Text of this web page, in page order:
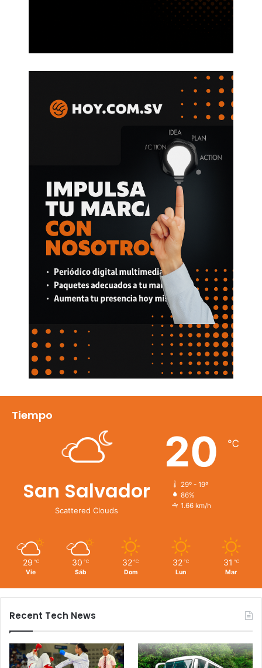
Tiempo
San Salvador
Scattered Clouds
20 ℃
29º - 19º
86%
1.66 km/h
29 ℃
Vie
30 ℃
Sáb
32 ℃
Dom
32 ℃
Lun
31 ℃
Mar
Recent Tech News